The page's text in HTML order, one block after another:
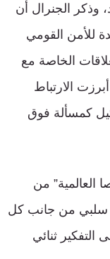
وذكر الجنرال أن
للأمن القومي
الخاصة مع
الارتباط
كمسألة فوق
العالمية” من
سلبي من جانب كل
التفكير ثنائي